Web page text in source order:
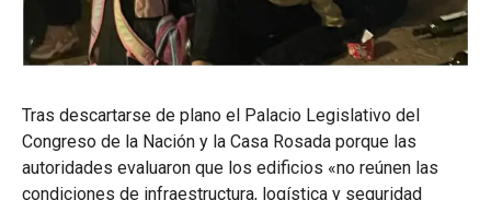
Tras descartarse de plano el Palacio Legislativo del
Congreso de la Nación y la Casa Rosada porque las
autoridades evaluaron que los edificios «no reúnen las
condiciones de infraestructura, logística y seguridad